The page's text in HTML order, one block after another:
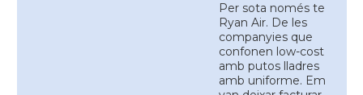
Per sota només te
Ryan Air. De les
companyies que
confonen low-cost
amb putos lladres
amb uniforme. Em